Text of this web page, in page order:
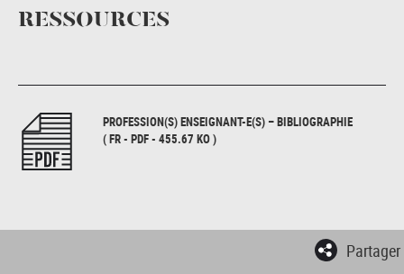
RESSOURCES
PROFESSION(S) ENSEIGNANT-E(S) – BIBLIOGRAPHIE
( FR - PDF - 455.67 KO )
Partager